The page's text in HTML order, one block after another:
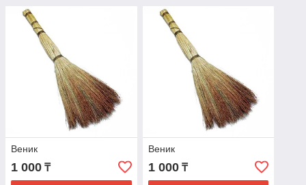
Веник
1 000 ₸
Веник
1 000₸